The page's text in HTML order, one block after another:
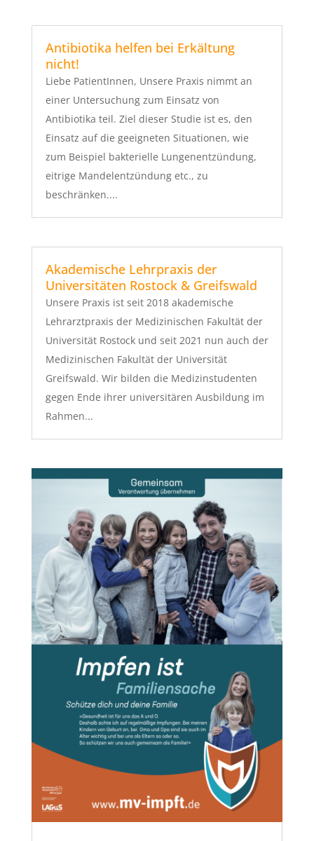
Antibiotika helfen bei Erkältung
nicht!
Liebe PatientInnen, Unsere Praxis nimmt an
einer Untersuchung zum Einsatz von
Antibiotika teil. Ziel dieser Studie ist es, den
Einsatz auf die geeigneten Situationen, wie
zum Beispiel bakterielle Lungenentzündung,
eitrige Mandelentzündung etc., zu
beschränken....
Akademische Lehrpraxis der
Universitäten Rostock & Greifswald
Unsere Praxis ist seit 2018 akademische
Lehrarztpraxis der Medizinischen Fakultät der
Universität Rostock und seit 2021 nun auch der
Medizinischen Fakultät der Universität
Greifswald. Wir bilden die Medizinstudenten
gegen Ende ihrer universitären Ausbildung im
Rahmen...